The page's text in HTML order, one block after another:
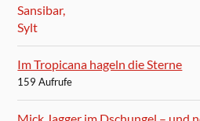
Im Tropicana hageln die Sterne
159 Aufrufe